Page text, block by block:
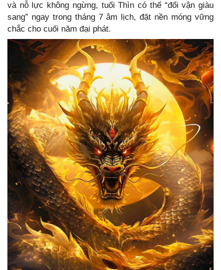
và nỗ lực không ngừng, tuổi Thìn có thể “đổi vận giàu
sang” ngay trong tháng 7 âm lịch, đặt nền móng vững
chắc cho cuối năm đại phát.